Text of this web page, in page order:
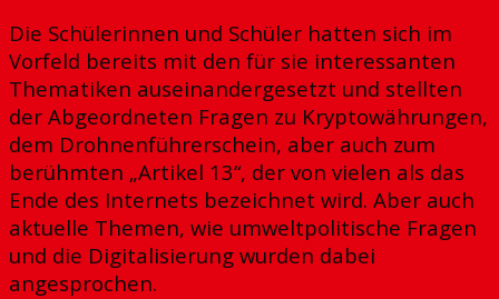
Die Schülerinnen und Schüler hatten sich im
Vorfeld bereits mit den für sie interessanten
Thematiken auseinandergesetzt und stellten
der Abgeordneten Fragen zu Kryptowährungen,
dem Drohnenführerschein, aber auch zum
berühmten „Artikel 13“, der von vielen als das
Ende des Internets bezeichnet wird. Aber auch
aktuelle Themen, wie umweltpolitische Fragen
und die Digitalisierung wurden dabei
angesprochen.